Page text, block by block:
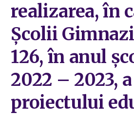
realizarea, în
Școlii
126, în anul
2022 – 2023, a
proiectului